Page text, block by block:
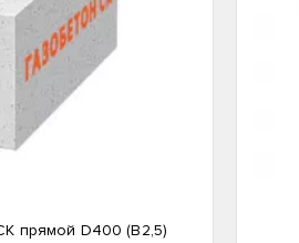
прямой D400 (B2,5)